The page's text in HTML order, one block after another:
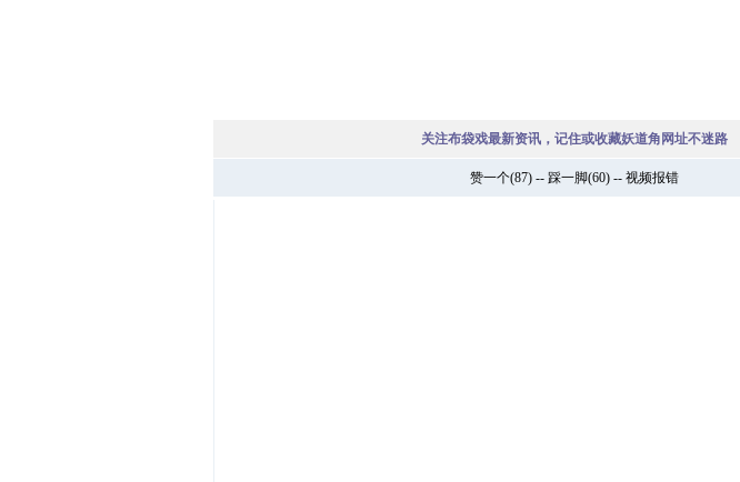
关注布袋戏最新资讯，记住或收藏妖道角网址不迷路
赞一个(87) -- 踩一脚(60) -- 视频报错